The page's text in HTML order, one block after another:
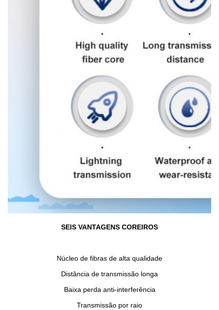
SEIS VANTAGENS COREIROS
Núcleo de fibras de alta qualidade
Distância de transmissão longa
Baixa perda anti-interferência
Transmissão por raio